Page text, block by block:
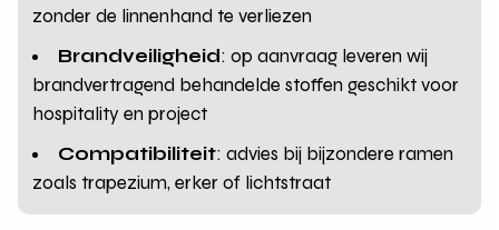
zonder de linnenhand te verliezen
Brandveiligheid: op aanvraag leveren wij
brandvertragend behandelde stoffen geschikt voor
hospitality en project
Compatibiliteit: advies bij bijzondere ramen
zoals trapezium, erker of lichtstraat